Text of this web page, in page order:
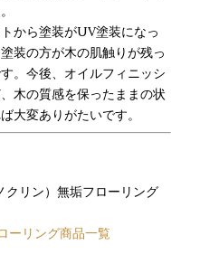
から塗装がUV塗装になっ
装の方が木の肌触りが残っ
。今後、オイルフィニッシ
木の質感を保ったままの状
大変ありがたいです。
クリン）無垢フローリング
ーリング商品一覧